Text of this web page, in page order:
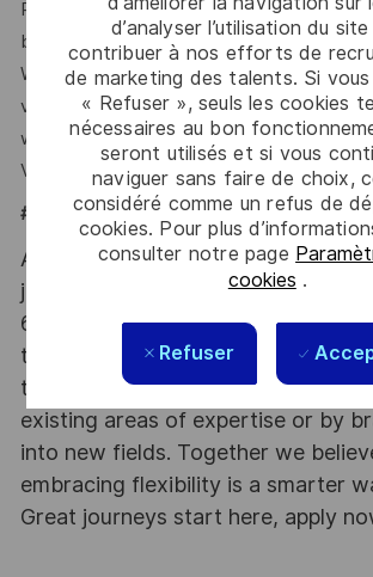
d’analyser l’utilisation du
contribuer à nos efforts de
de marketing des talents. Si
« Refuser », seuls les cookies
nécessaires au bon
seront utilisés et si vous
naviguer sans faire de choix,
considéré comme un refus de
cookies. Pour plus
consulter notre page
cookies .
Refuser
Profile von
bearbeiten.
Wir nehmen nur Bewerbungen/
von Kandidatinnen und Kandidaten selbst
werden.
Vielen Dank für das Verständnis.
#LI-HYBRID
At Thales we provide CAREERS
jobs. With Thales employing 80,000
68 countries our mobility policy
thousands of employees each year
their careers at home and abroad,
existing areas of expertise or by
into new fields. Together we
embracing flexibility is a smarter
Great journeys start here, apply